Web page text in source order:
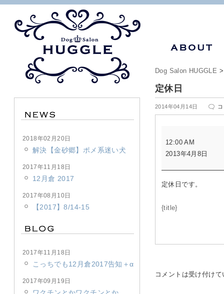
Dog Salon HUGGLE
定休日
2014年04月14日
定
休
休
日
12:00 AM
2013年4月8日
定休日です。
{title}
コメントは受け付け
2018年02月20日
解決【金砂郷】ポメ系迷い犬
2017年11月18日
12月倉 2017
2017年08月10日
【2017】8/14-15
2017年11月18日
こっちでも12月倉2017告知＋α
2017年09月19日